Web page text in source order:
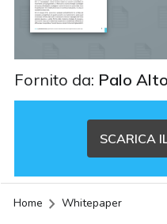
Fornito da: Palo
SCARICA
Home Whitepaper